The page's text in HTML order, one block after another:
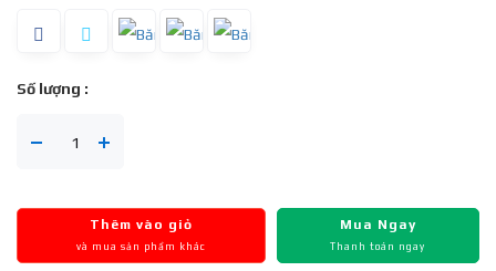
Số lượng :
Thêm vào giỏ
và mua sản phẩm khác
Mua Ngay
Thanh toán ngay